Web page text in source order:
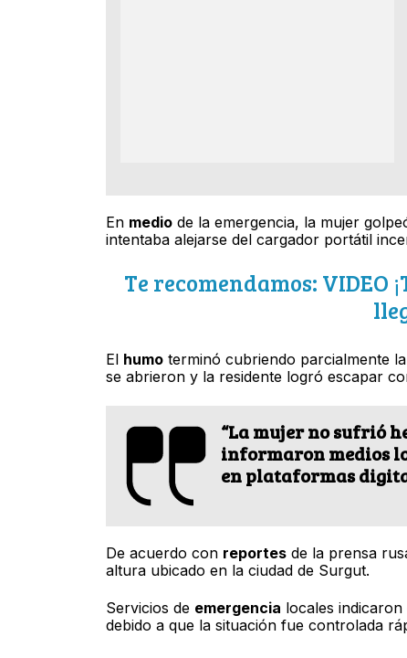
En mediode la emergencia, la mujer
intentaba alejarse del cargador portátil
Te recomendamos: VIDEO
El humoterminó cubriendo parcialmente
se abrieron y la residente logró escapar
“La mujer no sufrió
informaron medios
en plataformas
De acuerdo con reportesde la prensa
altura ubicado en la ciudad de Surgut.
Servicios de emergencia locales
debido a que la situación fue controlada